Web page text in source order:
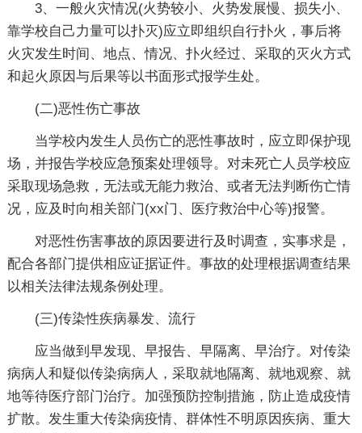
3、一般火灾情况(火势较小、火势发展慢、损失小、
靠学校自己力量可以扑灭)应立即组织自行扑火，事后将
火灾发生时间、地点、情况、扑火经过、采取的灭火方式
和起火原因与后果等以书面形式报学生处。
(二)恶性伤亡事故
当学校内发生人员伤亡的恶性事故时，应立即保护现
场，并报告学校应急预案处理领导。对未死亡人员学校应
采取现场急救，无法或无能力救治、或者无法判断伤亡情
况，应及时向相关部门(xx门、医疗救治中心等)报警。
对恶性伤害事故的原因要进行及时调查，实事求是，
配合各部门提供相应证据证件。事故的处理根据调查结果
以相关法律法规条例处理。
(三)传染性疾病暴发、流行
应当做到早发现、早报告、早隔离、早治疗。对传染
病病人和疑似传染病病人，采取就地隔离、就地观察、就
地等待医疗部门治疗。加强预防控制措施，防止造成疫情
扩散。发生重大传染病疫情、群体性不明原因疾病、重大